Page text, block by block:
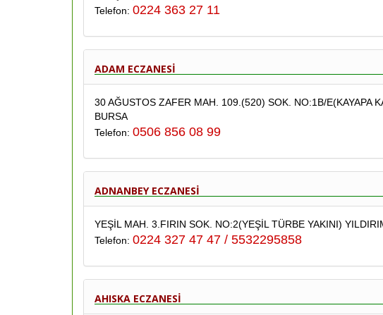
Telefon: 0224 363 27 11
ADAM ECZANESİ
30 AĞUSTOS ZAFER MAH. 109.(520) SOK. NO:1B/E(KAYAPA
BURSA
Telefon: 0506 856 08 99
ADNANBEY ECZANESİ
YEŞİL MAH. 3.FIRIN SOK. NO:2(YEŞİL TÜRBE YAKINI)
Telefon: 0224 327 47 47 / 5532295858
AHISKA ECZANESİ